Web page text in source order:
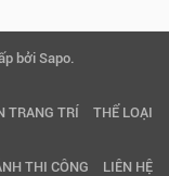
bởi Sapo.
TRANG TRÍ THỂ LOẠI
THI CÔNG LIÊN HỆ